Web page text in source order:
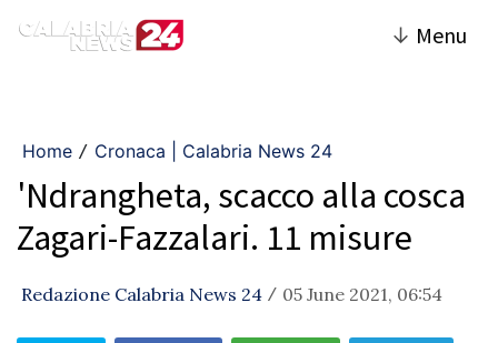
↓ Menu
Home / Cronaca | Calabria News 24
'Ndrangheta, scacco alla cosca
Zagari-Fazzalari. 11 misure
Redazione Calabria News 24 / 05 June 2021, 06:54